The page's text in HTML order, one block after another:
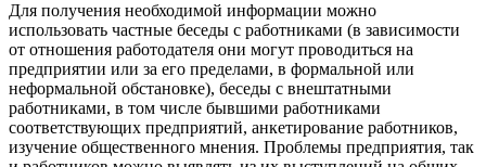
Для получения необходимой информации можно
использовать частные беседы с работниками (в зависимости
от отношения работодателя они могут проводиться на
предприятии или за его пределами, в формальной или
неформальной обстановке), беседы с внештатными
работниками, в том числе бывшими работниками
соответствующих предприятий, анкетирование работников,
изучение общественного мнения. Проблемы предприятия, так